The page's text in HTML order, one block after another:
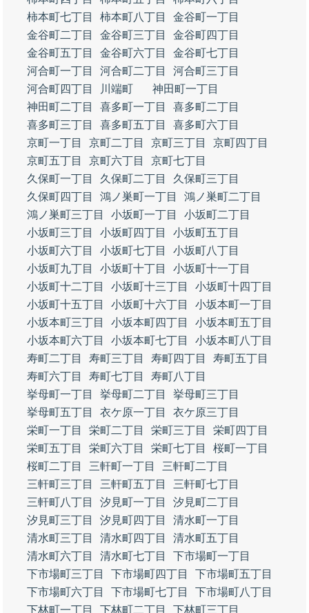
柿本町七丁目
柿本町八丁目
金谷町一丁目
金谷町二丁目
金谷町三丁目
金谷町四丁目
金谷町五丁目
金谷町六丁目
金谷町七丁目
河合町一丁目
河合町二丁目
河合町三丁目
河合町四丁目
川端町
神田町一丁目
神田町二丁目
喜多町一丁目
喜多町二丁目
喜多町三丁目
喜多町五丁目
喜多町六丁目
京町一丁目
京町二丁目 京町三丁目
京町四丁目
京町五丁目
京町六丁目
京町七丁目
久保町一丁目
久保町二丁目
久保町三丁目
久保町四丁目
鴻ノ巣町一丁目
鴻ノ巣町二丁目
鴻ノ巣町三丁目
小坂町一丁目
小坂町二丁目
小坂町三丁目
小坂町四丁目
小坂町五丁目
小坂町六丁目
小坂町七丁目
小坂町八丁目
小坂町九丁目
小坂町十丁目
小坂町十一丁目
小坂町十二丁目
小坂町十三丁目
小坂町十四丁目
小坂町十五丁目
小坂町十六丁目
小坂本町一丁目
小坂本町三丁目
小坂本町四丁目
小坂本町五丁目
小坂本町六丁目
小坂本町七丁目
小坂本町八丁目
寿町二丁目
寿町三丁目 寿町四丁目
寿町五丁目
寿町六丁目
寿町七丁目
寿町八丁目
挙母町一丁目
挙母町二丁目
挙母町三丁目
挙母町五丁目
衣ケ原一丁目
衣ケ原三丁目
栄町一丁目
栄町二丁目 栄町三丁目
栄町四丁目
栄町五丁目
栄町六丁目 栄町七丁目
桜町一丁目
桜町二丁目
三軒町一丁目
三軒町二丁目
三軒町三丁目
三軒町五丁目
三軒町七丁目
三軒町八丁目
汐見町一丁目
汐見町二丁目
汐見町三丁目
汐見町四丁目
清水町一丁目
清水町三丁目
清水町四丁目
清水町五丁目
清水町六丁目
清水町七丁目
下市場町一丁目
下市場町三丁目
下市場町四丁目
下市場町五丁目
下市場町六丁目
下市場町七丁目
下市場町八丁目
下林町一丁目
下林町二丁目
下林町三丁目